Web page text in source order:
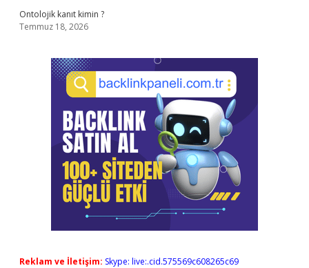
Ontolojik kanıt kimin ?
Temmuz 18, 2026
Reklam ve İletişim: Skype: live:.cid.575569c608265c69